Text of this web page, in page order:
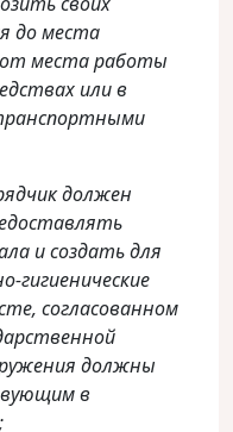
до места
места работы
или в
должен
и создать для
гигиенические
согласованном
должны
в